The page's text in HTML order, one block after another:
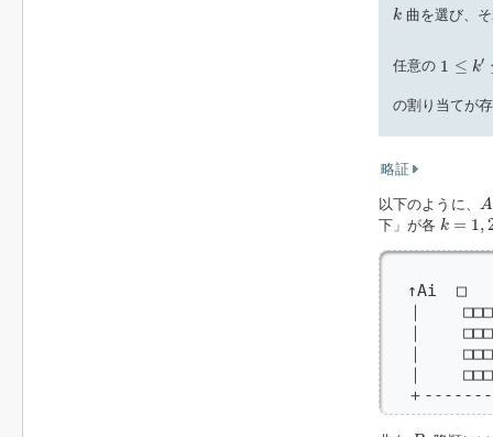
k
k曲を選び、
任意の 1 ≤ k′
1 k ≤k
の割り当てが
略証
以下のように、 A
Ai
下」が各 k = 1,
k =1,2,..
↑Ai  □
｜
｜
｜
｜
＋
Bi